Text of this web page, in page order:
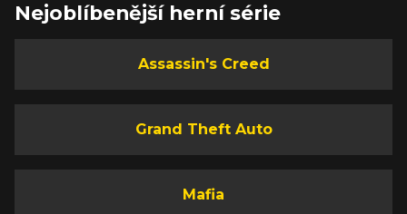
Nejoblíbenější herní série
Assassin's Creed
Grand Theft Auto
Mafia